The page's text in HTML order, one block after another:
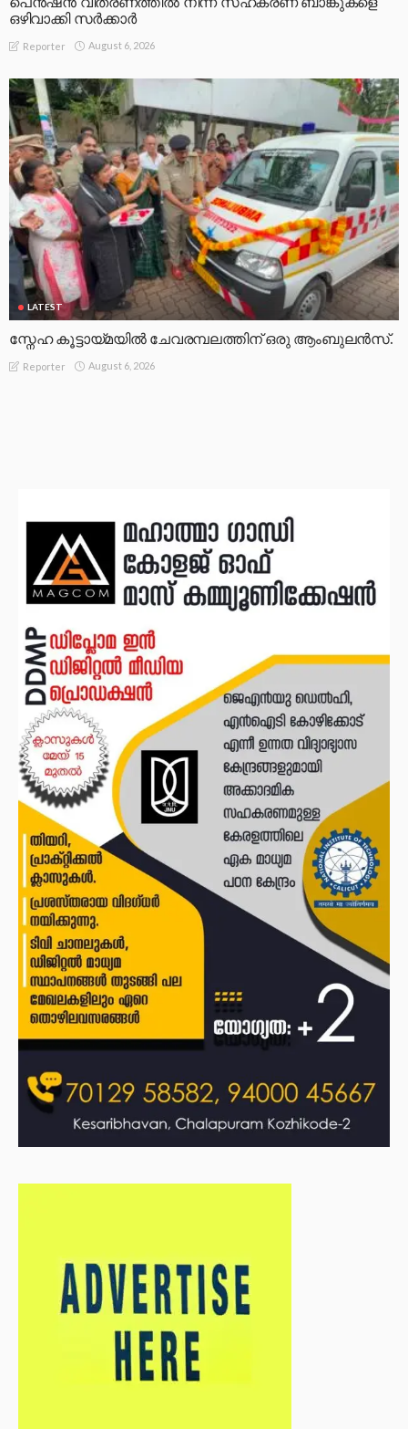
ഒഴിവാക്കി സർക്കാർ
Reporter August 6, 2026
LATEST
സ്നേഹ കൂട്ടായ്മയിൽ ചേവരമ്പലത്തിന് ഒരു ആംബുലൻസ്.
Reporter August 6, 2026